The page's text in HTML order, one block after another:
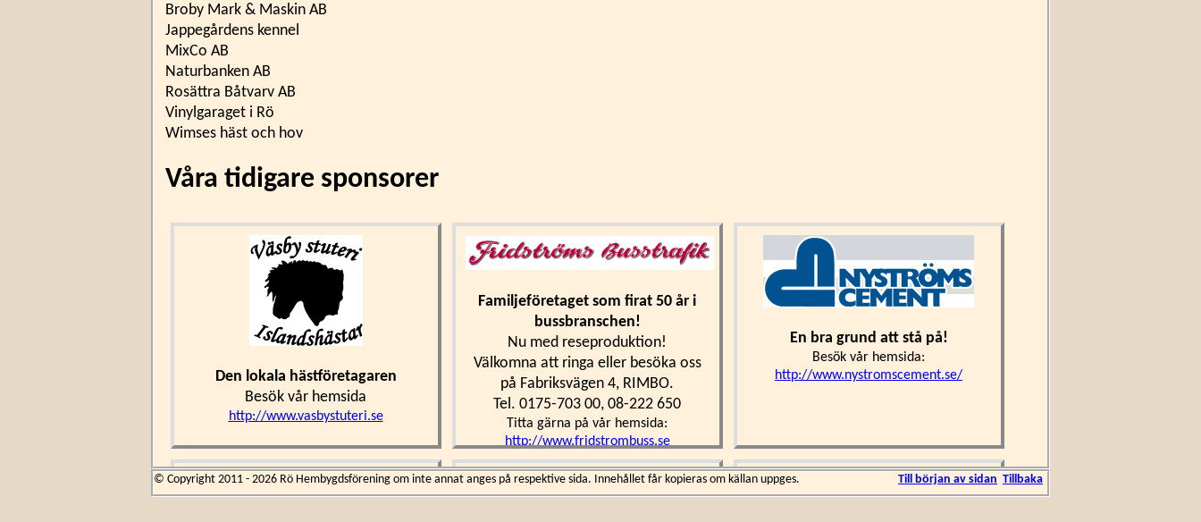
Broby Mark & Maskin AB
Jappegårdens kennel
MixCo AB
Naturbanken AB
Rosättra Båtvarv AB
Vinylgaraget i Rö
Wimses häst och hov
Våra tidigare sponsorer
Den lokala hästföretagaren
Besök vår hemsida
http://www.vasbystuteri.se
Familjeföretaget som firat 50 år i
bussbranschen!
Nu med reseproduktion!
Välkomna att ringa eller besöka oss
på Fabriksvägen 4, RIMBO.
Tel. 0175-703 00, 08-222 650
Titta gärna på vår hemsida:
http://www.fridstrombuss.se
En bra grund att stå på!
Besök vår hemsida:
http://www.nystromscement.se/
© Copyright 2011 - 2026 Rö Hembygdsförening om inte annat anges på respektive sida. Innehållet får kopieras om källan uppges. Till början av sidan Tillbaka